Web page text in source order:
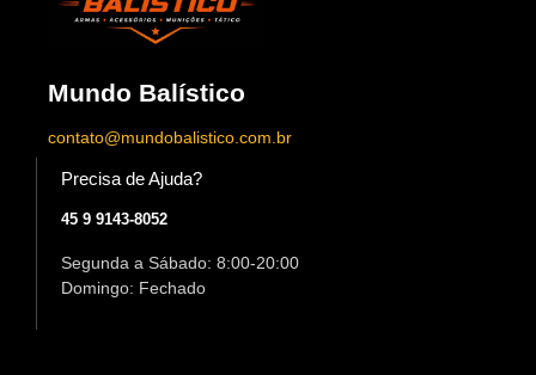
Mundo Balístico
contato@mundobalistico.com.br
Precisa de Ajuda?
45 9 9143-8052
Segunda a Sábado: 8:00-20:00
Domingo: Fechado